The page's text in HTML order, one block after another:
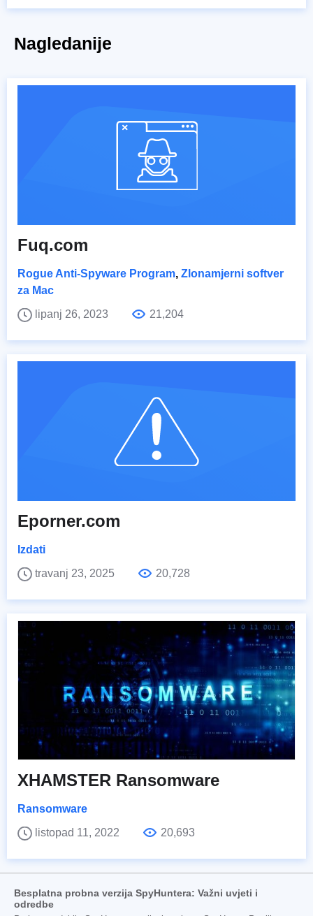
Nagledanije
Fuq.com
Rogue Anti-Spyware Program, Zlonamjerni softver
za Mac
lipanj 26, 2023
21,204
Eporner.com
Izdati
travanj 23, 2025
20,728
XHAMSTER Ransomware
Ransomware
listopad 11, 2022
20,693
Besplatna probna verzija SpyHuntera: Važni uvjeti i
odredbe